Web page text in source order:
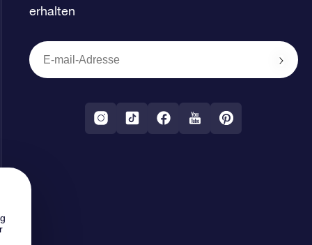
erhalten